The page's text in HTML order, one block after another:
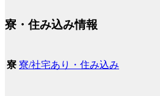
寮・住み込み情報
寮 寮/社宅あり・住み込み